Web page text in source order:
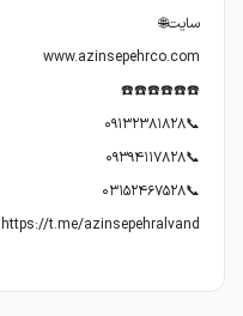
https://t.me/azinsepehralvand